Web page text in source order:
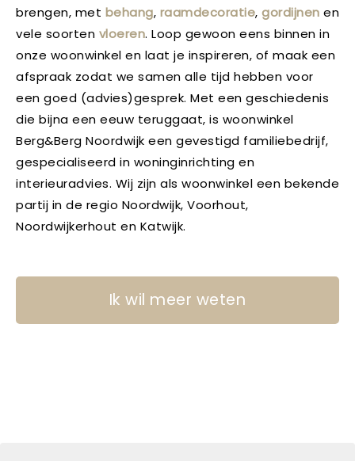
brengen, met behang, raamdecoratie, gordijnen en
vele soorten vloeren. Loop gewoon eens binnen in
onze woonwinkel en laat je inspireren, of maak een
afspraak zodat we samen alle tijd hebben voor
een goed (advies)gesprek. Met een geschiedenis
die bijna een eeuw teruggaat, is woonwinkel
Berg&Berg Noordwijk een gevestigd familiebedrijf,
gespecialiseerd in woninginrichting en
interieuradvies. Wij zijn als woonwinkel een bekende
partij in de regio Noordwijk, Voorhout,
Noordwijkerhout en Katwijk.
Ik wil meer weten